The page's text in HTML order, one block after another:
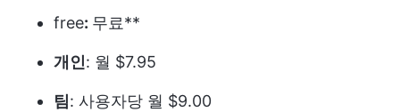
free: 무료**
개인: 월 $7.95
팀: 사용자당 월 $9.00